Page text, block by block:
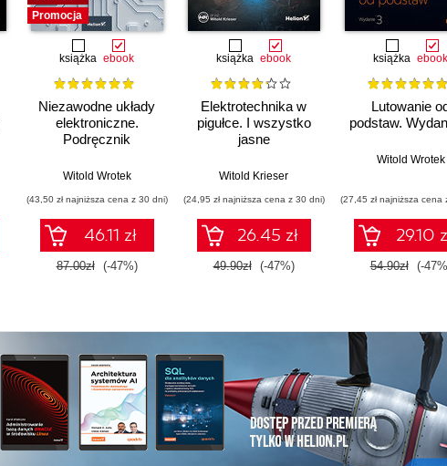
Promocja
książka ebook
Niezawodne układy
elektroniczne.
Podręcznik
Witold Wrotek
(43,50 zł najniższa cena z 30 dni)
46.11 zł
87.00zł (-47%)
książka ebook
Elektrotechnika w
pigułce. I wszystko
jasne
Witold Krieser
(24,95 zł najniższa cena z 30 dni)
26.45 zł
49.90zł (-47%)
książka ebook
Lutowanie
podstaw.
Witold Wrotek
(27,45 zł najniższa cena
29.10
54.90zł (-